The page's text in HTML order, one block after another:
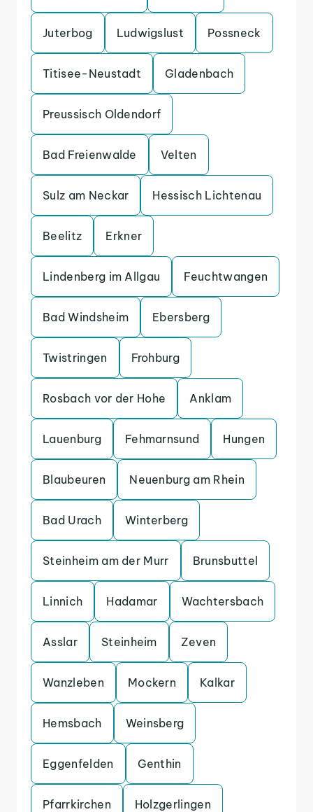
Juterbog Ludwigslust Possneck
Titisee-Neustadt Gladenbach
Preussisch Oldendorf
Bad Freienwalde Velten
Sulz am Neckar Hessisch Lichtenau
Beelitz Erkner
Lindenberg im Allgau Feuchtwangen
Bad Windsheim Ebersberg
Twistringen Frohburg
Rosbach vor der Hohe Anklam
Lauenburg Fehmarnsund Hungen
Blaubeuren Neuenburg am Rhein
Bad Urach Winterberg
Steinheim am der Murr Brunsbuttel
Linnich Hadamar Wachtersbach
Asslar Steinheim Zeven
Wanzleben Mockern Kalkar
Hemsbach Weinsberg
Eggenfelden Genthin
Pfarrkirchen Holzgerlingen